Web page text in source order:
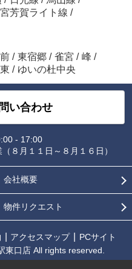
芳賀ライト線 /
/ 東宿郷 / 雀宮 / 峰 /
/ ゆいの杜中央
い合わせ
- 17:00
８月１１日～８月１６日）
会社概要
物件リクエスト
アクセスマップ
PCサイト
東口店 All rights reserved.